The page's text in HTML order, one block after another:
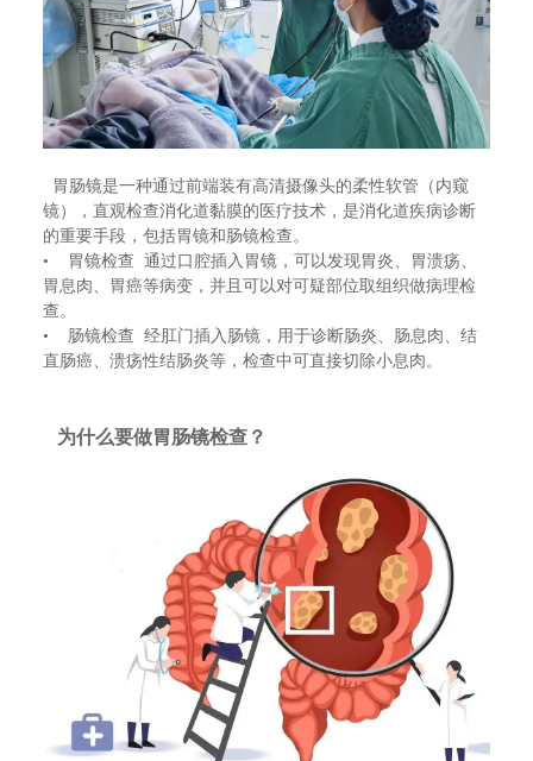
胃肠镜是一种通过前端装有高清摄像头的柔性软管（内窥
镜），直观检查消化道黏膜的医疗技术，是消化道疾病诊断
的重要手段，包括胃镜和肠镜检查。
• 胃镜检查 通过口腔插入胃镜，可以发现胃炎、胃溃疡、
胃息肉、胃癌等病变，并且可以对可疑部位取组织做病理检
查。
• 肠镜检查 经肛门插入肠镜，用于诊断肠炎、肠息肉、结
直肠癌、溃疡性结肠炎等，检查中可直接切除小息肉。
为什么要做胃肠镜检查？